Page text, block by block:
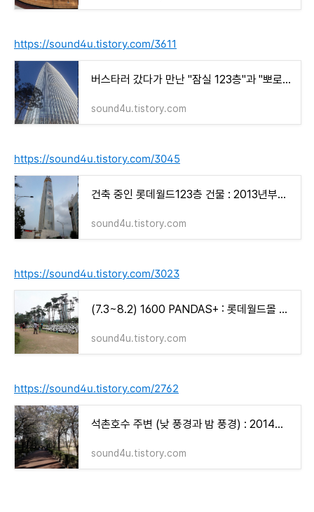
https://sound4u.tistory.com/3611
버스타러 갔다가 만난 "잠실 123층"과 "뽀로로"
sound4u.tistory.com
https://sound4u.tistory.com/3045
건축 중인 롯데월드123층 건물 : 2013년부터 ~
sound4u.tistory.com
https://sound4u.tistory.com/3023
(7.3~8.2) 1600 PANDAS+ : 롯데월드몰 잔디정원 및 석촌호수
sound4u.tistory.com
https://sound4u.tistory.com/2762
석촌호수 주변 (낮 풍경과 밤 풍경) : 2014년 4월 ~ [지각사진. 제 33 탄]
sound4u.tistory.com